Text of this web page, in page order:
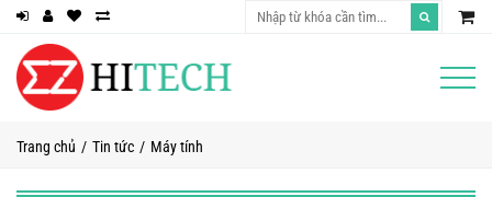
Trang chủ Tin tức Máy tính